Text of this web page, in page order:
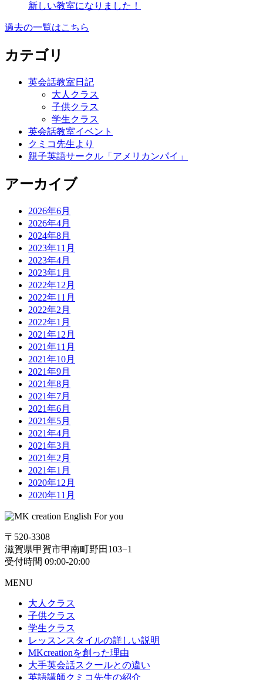
新しい教室になりました！
過去の一覧はこちら
カテゴリ
英会話教室日記
大人クラス
子供クラス
学生クラス
英会話教室イベント
クミコ先生より
親子英語サークル「アメリカンパイ」
アーカイブ
2026年6月
2026年4月
2024年8月
2023年11月
2023年4月
2023年1月
2022年12月
2022年11月
2022年2月
2022年1月
2021年12月
2021年11月
2021年10月
2021年9月
2021年8月
2021年7月
2021年6月
2021年5月
2021年4月
2021年3月
2021年2月
2021年1月
2020年12月
2020年11月
〒520-3308
滋賀県甲賀市甲南町野田103−1
受付時間 09:00-20:00
MENU
大人クラス
子供クラス
学生クラス
レッスンスタイルの詳しい説明
MKcreationを創った理由
大手英会話スクールとの違い
英語講師クミコ先生の紹介